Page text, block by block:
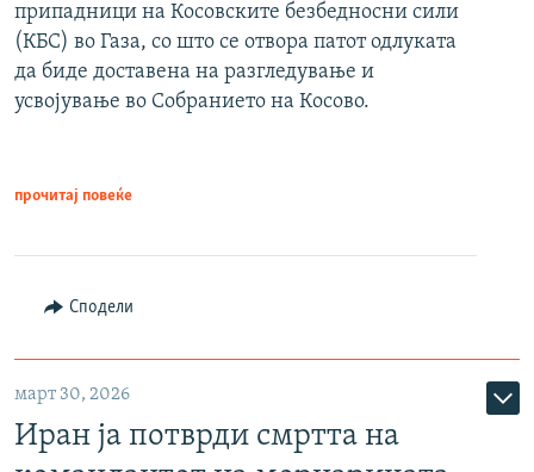
припадници на Косовските безбедносни сили
(КБС) во Газа, со што се отвора патот одлуката
да биде доставена на разгледување и
усвојување во Собранието на Косово.
прочитај повеќе
Сподели
март 30, 2026
Иран ја потврди смртта на